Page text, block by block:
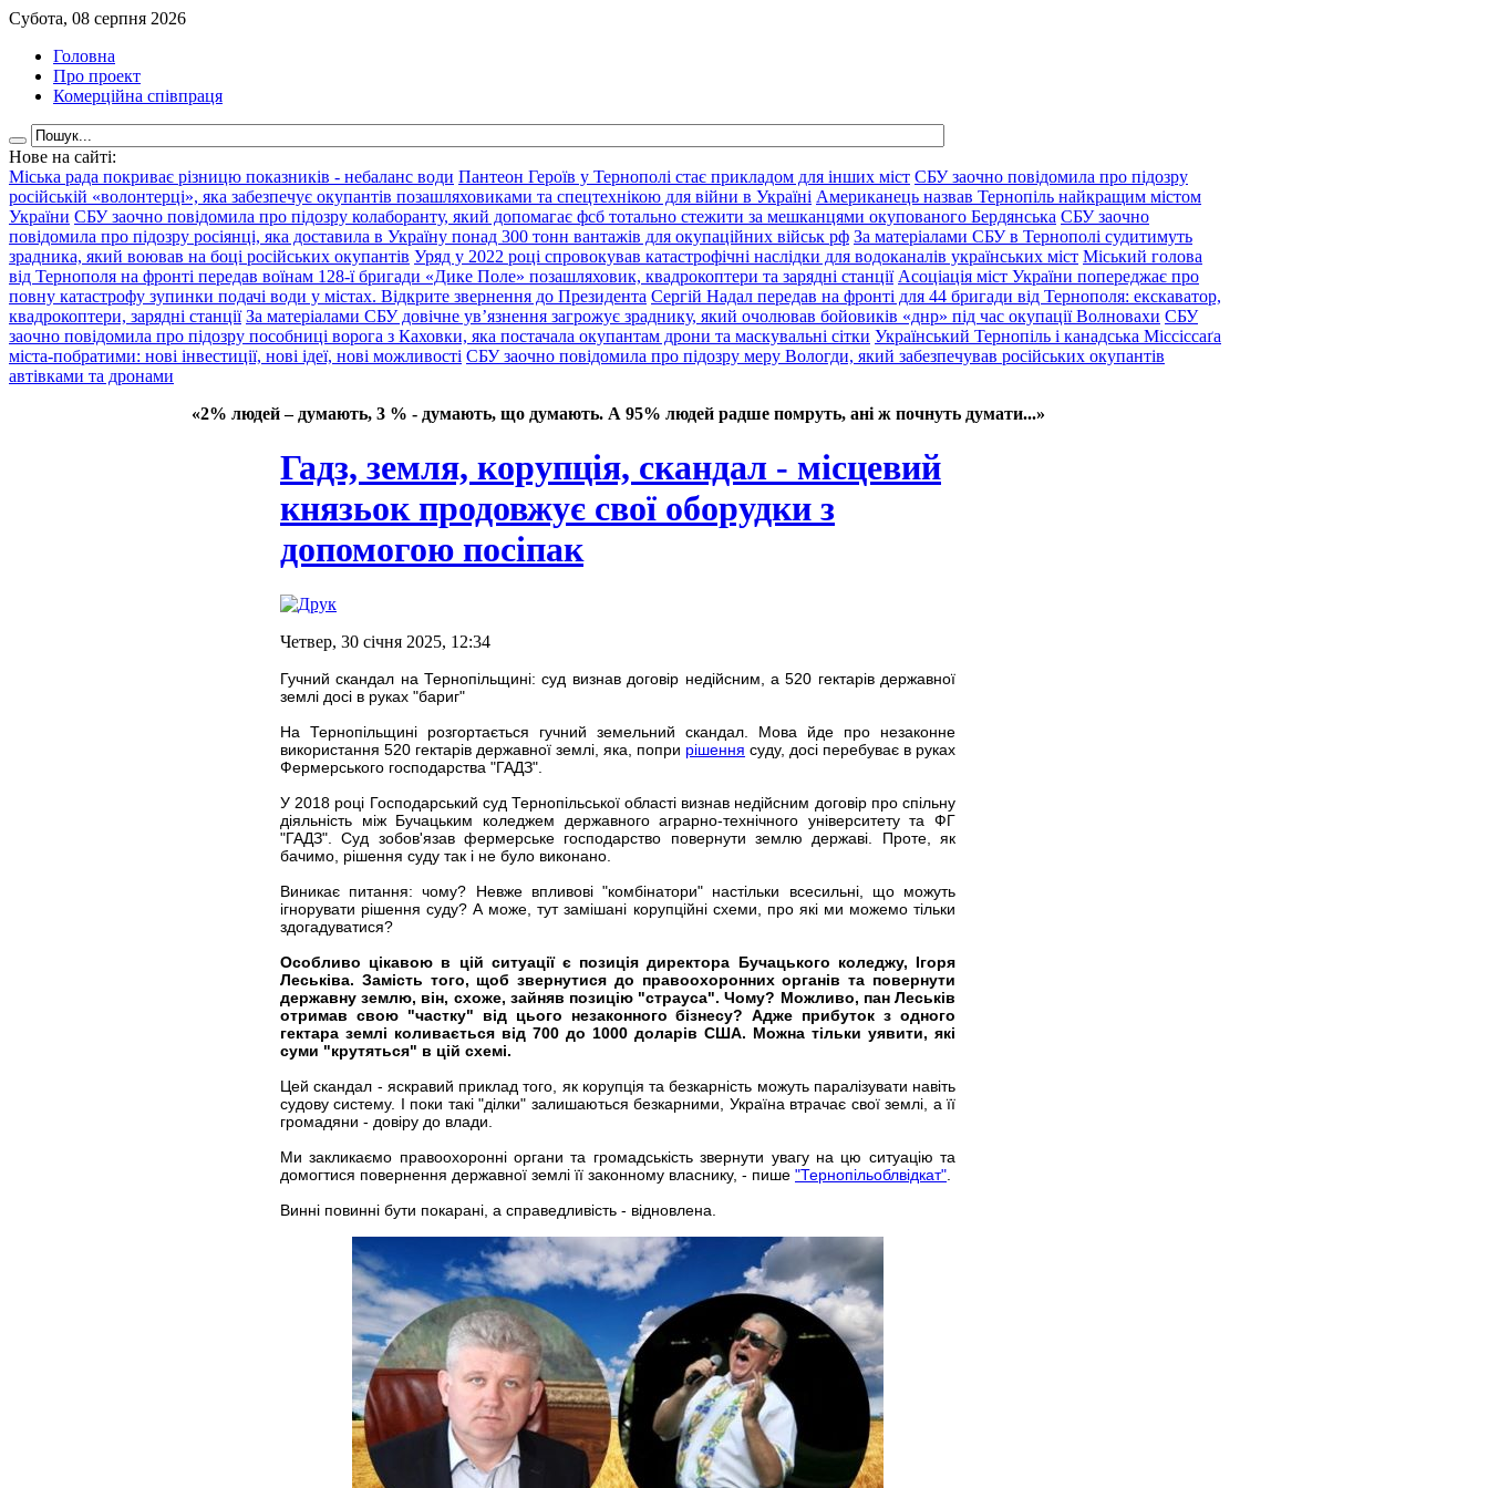
Субота, 08 серпня 2026
Головна
Про проект
Комерційна співпраця
Нове на сайті:
Міська рада покриває різницю показників - небаланс води Пантеон Героїв у Тернополі стає прикладом для інших міст СБУ заочно повідомила про підозру
російській «волонтерці», яка забезпечує окупантів позашляховиками та спецтехнікою для війни в Україні Американець назвав Тернопіль найкращим містом
України СБУ заочно повідомила про підозру колаборанту, який допомагає фсб тотально стежити за мешканцями окупованого Бердянська СБУ заочно
повідомила про підозру росіянці, яка доставила в Україну понад 300 тонн вантажів для окупаційних військ рф За матеріалами СБУ в Тернополі судитимуть
зрадника, який воював на боці російських окупантів Уряд у 2022 році спровокував катастрофічні наслідки для водоканалів українських міст Міський голова
від Тернополя на фронті передав воїнам 128-ї бригади «Дике Поле» позашляховик, квадрокоптери та зарядні станції Асоціація міст України попереджає про
повну катастрофу зупинки подачі води у містах. Відкрите звернення до Президента Сергій Надал передав на фронті для 44 бригади від Тернополя: екскаватор,
квадрокоптери, зарядні станції За матеріалами СБУ довічне ув’язнення загрожує зраднику, який очолював бойовиків «днр» під час окупації Волновахи СБУ
заочно повідомила про підозру пособниці ворога з Каховки, яка постачала окупантам дрони та маскувальні сітки Український Тернопіль і канадська Міссіссаґа
міста-побратими: нові інвестиції, нові ідеї, нові можливості СБУ заочно повідомила про підозру меру Вологди, який забезпечував російських окупантів
автівками та дронами
«2% людей – думають, 3 % - думають, що думають. А 95% людей радше помруть, ані ж почнуть думати...»
Гадз, земля, корупція, скандал - місцевий
князьок продовжує свої оборудки з
допомогою посіпак
Четвер, 30 січня 2025, 12:34
Гучний скандал на Тернопільщині: суд визнав договір недійсним, а 520 гектарів державної
землі досі в руках "бариг"
На Тернопільщині розгортається гучний земельний скандал. Мова йде про незаконне
використання 520 гектарів державної землі, яка, попри рішення суду, досі перебуває в руках
Фермерського господарства "ГАДЗ".
У 2018 році Господарський суд Тернопільської області визнав недійсним договір про спільну
діяльність між Бучацьким коледжем державного аграрно-технічного університету та ФГ
"ГАДЗ". Суд зобов'язав фермерське господарство повернути землю державі. Проте, як
бачимо, рішення суду так і не було виконано.
Виникає питання: чому? Невже впливові "комбінатори" настільки всесильні, що можуть
ігнорувати рішення суду? А може, тут замішані корупційні схеми, про які ми можемо тільки
здогадуватися?
Особливо цікавою в цій ситуації є позиція директора Бучацького коледжу, Ігоря
Леськіва. Замість того, щоб звернутися до правоохоронних органів та повернути
державну землю, він, схоже, зайняв позицію "страуса". Чому? Можливо, пан Леськів
отримав свою "частку" від цього незаконного бізнесу? Адже прибуток з одного
гектара землі коливається від 700 до 1000 доларів США. Можна тільки уявити, які
суми "крутяться" в цій схемі.
Цей скандал - яскравий приклад того, як корупція та безкарність можуть паралізувати навіть
судову систему. І поки такі "ділки" залишаються безкарними, Україна втрачає свої землі, а її
громадяни - довіру до влади.
Ми закликаємо правоохоронні органи та громадськість звернути увагу на цю ситуацію та
домогтися повернення державної землі її законному власнику, - пише "Тернопільоблвідкат"
Винні повинні бути покарані, а справедливість - відновлена.